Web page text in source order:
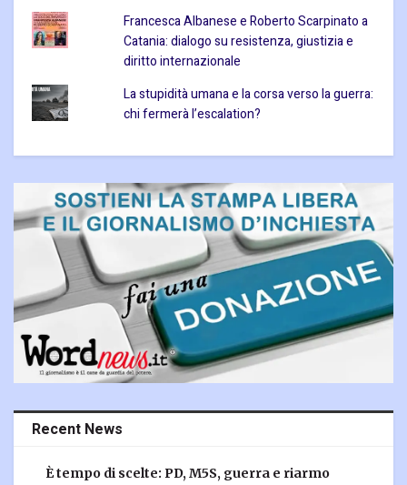
Francesca Albanese e Roberto Scarpinato a
Catania: dialogo su resistenza, giustizia e
diritto internazionale
La stupidità umana e la corsa verso la guerra:
chi fermerà l’escalation?
Recent News
È tempo di scelte: PD, M5S, guerra e riarmo